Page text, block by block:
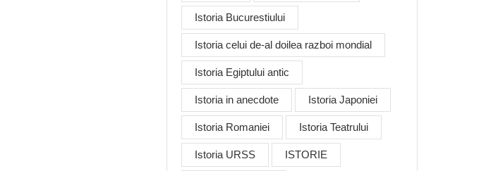
Istoria Bucurestiului
Istoria celui de-al doilea razboi mondial
Istoria Egiptului antic
Istoria in anecdote Istoria Japoniei
Istoria Romaniei Istoria Teatrului
Istoria URSS ISTORIE